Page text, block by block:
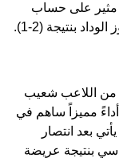
مثير على حساب
بنتيجة (2-1).
من اللاعب شعيب
مميزاً ساهم في
بعد انتصار
بنتيجة عريضة